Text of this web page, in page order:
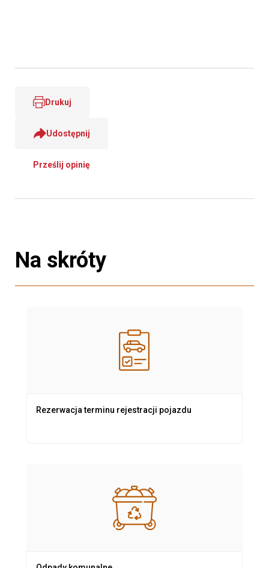
Drukuj
Udostępnij
Prześlij opinię
Na skróty
Rezerwacja terminu rejestracji pojazdu